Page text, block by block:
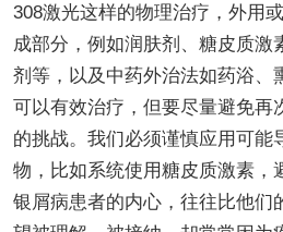
308激光这样的物理治疗，外用
成部分，例如润肤剂、糖皮质激
剂等，以及中药外治法如药浴、
可以有效治疗，但要尽量避免再
的挑战。我们必须谨慎应用可能
物，比如系统使用糖皮质激素，
银屑病患者的内心，往往比他们